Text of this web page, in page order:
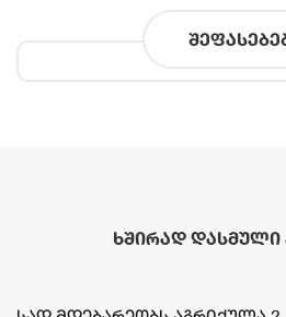
ხშირად დასმული